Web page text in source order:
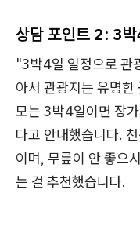
상담 포인트 2: 3
"3박4일 일정으로 관
아서 관광지는 유명
모는 3박4일이면 장
다고 안내했습니다.
이며, 무릎이 안 좋으
는 걸 추천했습니다.